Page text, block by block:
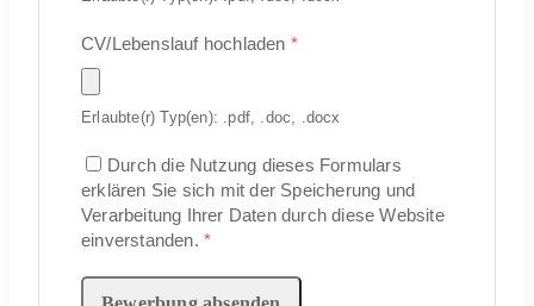
CV/Lebenslauf hochladen *
Erlaubte(r) Typ(en): .pdf, .doc, .docx
Durch die Nutzung dieses Formulars
erklären Sie sich mit der Speicherung und
Verarbeitung Ihrer Daten durch diese Website
einverstanden. *